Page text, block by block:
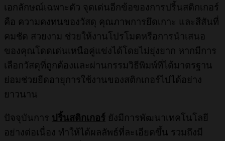
เอกลักษณ์เฉพาะตัว จุดเด่นอีกข้อของการปริ้นสติกเกอร์
คือ ความคงทนของวัสดุ คุณภาพการยึดเกาะ และสีสันที่
คมชัด สวยงาม ช่วยให้งานโปรโมตหรือการนำเสนอ
ของคุณโดดเด่นเหนือคู่แข่งได้โดยไม่ยุ่งยาก หากมีการ
เลือกวัสดุที่ถูกต้องและผ่านกรรมวิธีพิมพ์ที่ได้มาตรฐาน
ย่อมช่วยยืดอายุการใช้งานของสติกเกอร์ไปได้อย่าง
ยาวนาน
ปัจจุบันการ ปริ้นสติกเกอร์ ยังมีการพัฒนาเทคโนโลยี
อย่างต่อเนื่อง ทำให้ได้ผลลัพธ์ที่ละเอียดขึ้น รวมถึงมี